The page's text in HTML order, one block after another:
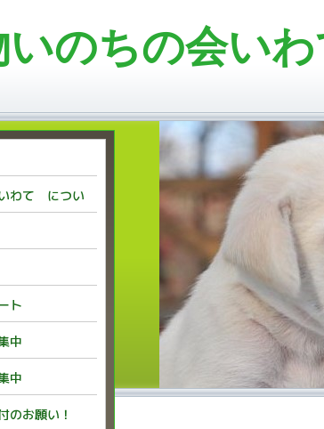
いのちの会い
わて につい
ト
中
中
のお願い！